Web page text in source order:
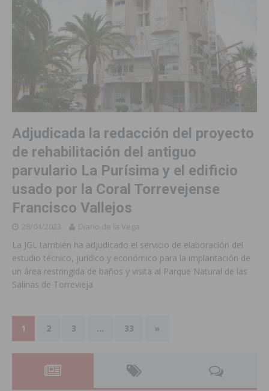
Adjudicada la redacción del proyecto
de rehabilitación del antiguo
parvulario La Purísima y el edificio
usado por la Coral Torrevejense
Francisco Vallejos
28/04/2023 Diario de la Vega
La JGL también ha adjudicado el servicio de elaboración del
estudio técnico, jurídico y económico para la implantación de
un área restringida de baños y visita al Parque Natural de las
Salinas de Torrevieja
1 2 3 … 33 »